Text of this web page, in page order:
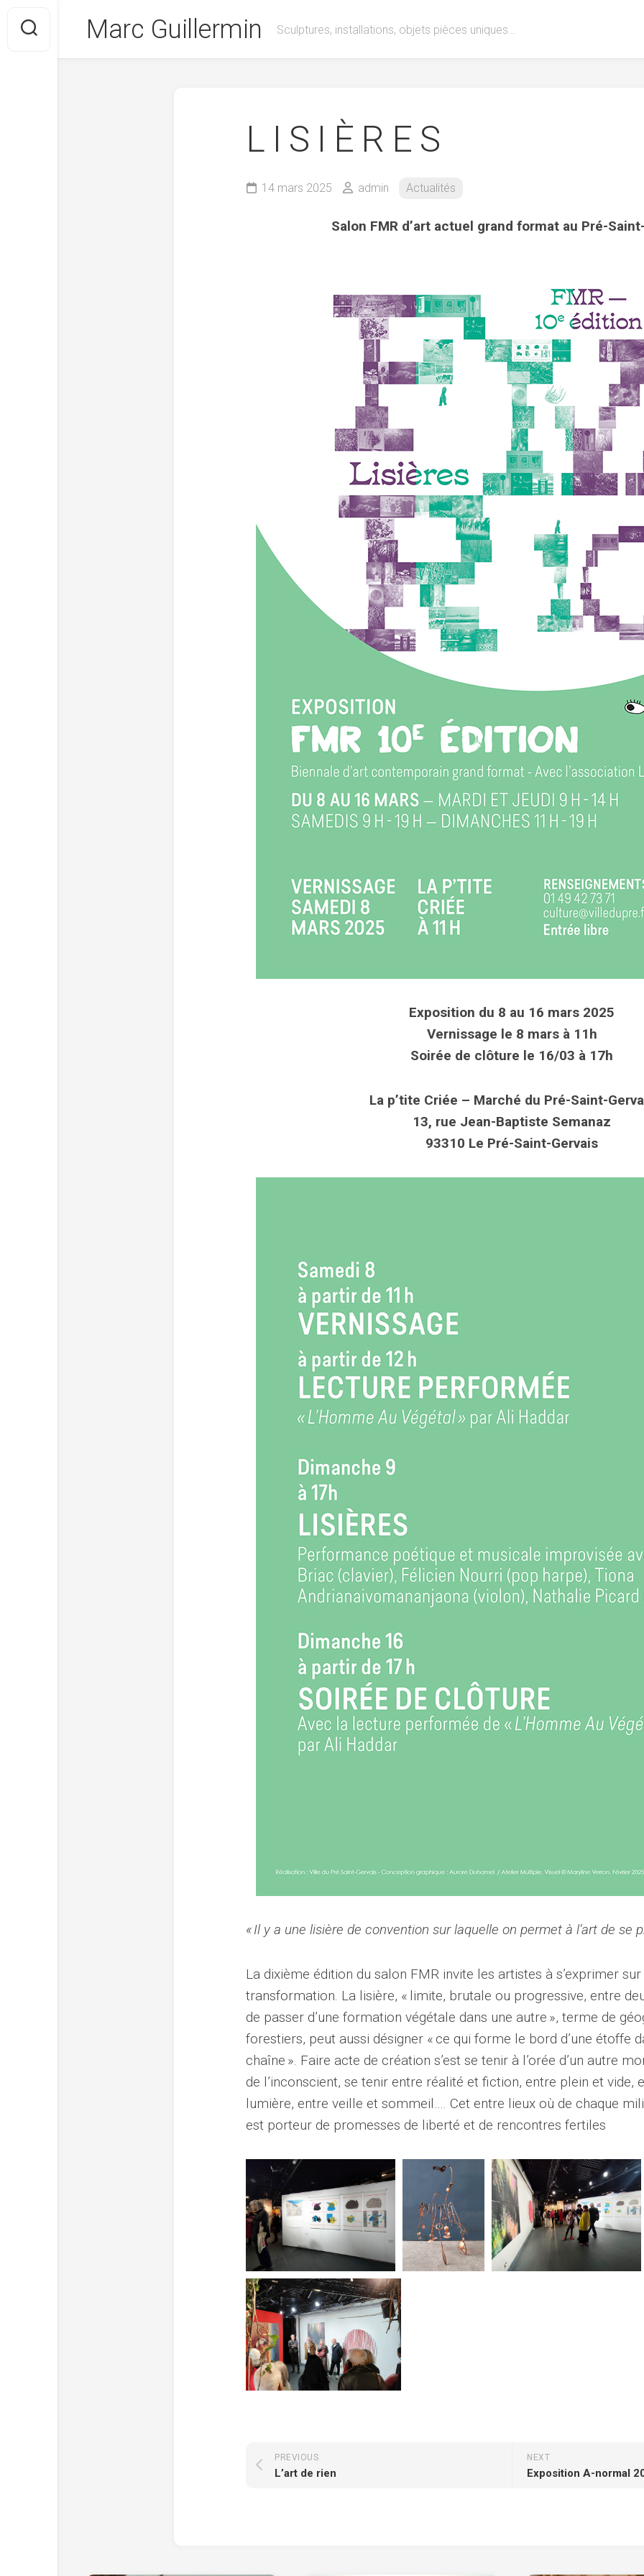
content
Marc Guillermin Sculptures, installations, objets pièces uniques…
L I S I È R E S
14 mars 2025 admin Actualités
Salon FMR d’art actuel grand format au Pré-
Exposition du 8 au 16 mars 2025
Vernissage le 8 mars à 11h
Soirée de clôture le 16/03 à 17h
La p’tite Criée – Marché du Pré-Saint-
13, rue Jean-Baptiste Semanaz
93310 Le Pré-Saint-Gervais
« Il y a une lisière de convention sur laquelle on permet à l’art de se
La dixième édition du salon FMR invite les artistes à s’exprimer
transformation. La lisière, « limite, brutale ou progressive, entre
de passer d’une formation végétale dans une autre », terme de
forestiers, peut aussi désigner « ce qui forme le bord d’une étoffe
chaîne ». Faire acte de création s’est se tenir à l’orée d’un autre
de l’inconscient, se tenir entre réalité et fiction, entre plein et vide,
lumière, entre veille et sommeil…. Cet entre lieux où de chaque
est porteur de promesses de liberté et de rencontres fertiles
NEXT
Exposition A-normal
PREVIOUS
L’art de rien